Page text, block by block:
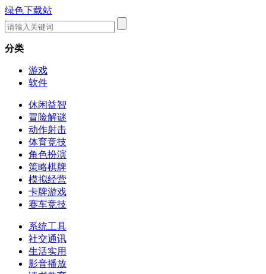
绿色下载站
分类
游戏
软件
休闲益智
冒险解谜
动作射击
体育竞技
角色扮演
策略棋牌
模拟经营
卡牌游戏
赛车竞技
系统工具
社交通讯
生活实用
影音播放